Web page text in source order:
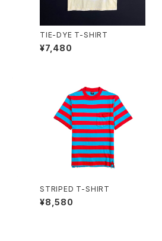
TIE-DYE T-SHIRT
¥7,480
STRIPED T-SHIRT
¥8,580